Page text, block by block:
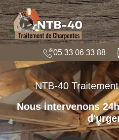
05 33 06 33 88
NTB-40
Nous intervenons